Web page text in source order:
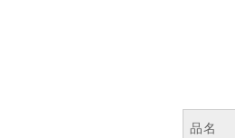
品名